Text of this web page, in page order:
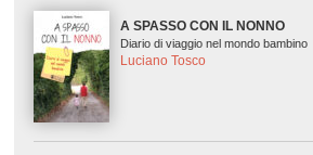
A SPASSO CON IL NONNO
Diario di viaggio nel mondo bambino
Luciano Tosco